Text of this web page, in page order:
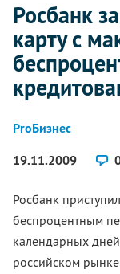
Росбанк
карту с
ProБизнес
19.11.2009
Росбанк
беспроцентным
календарных
российском